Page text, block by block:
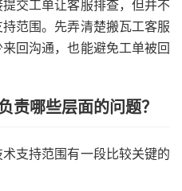
交工单让客服排查，但并不
范围。先弄清楚搬瓦工客服
回沟通，也能避免工单被回
责哪些层面的问题？
支持范围有一段比较关键的